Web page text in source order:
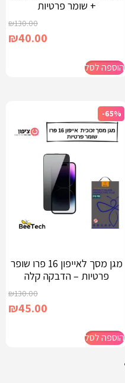
+ שומר פרטיות
₪130.00
₪40.00
הוספה לסל
-65%
מגן מסך לאייפון 16 פרו שופר
פרטיות – הדבקה קלה
₪130.00
₪45.00
הוספה לסל